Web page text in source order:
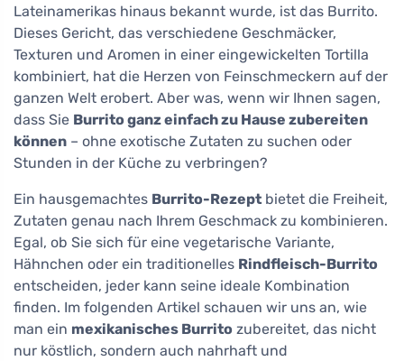
Lateinamerikas hinaus bekannt wurde, ist das Burrito.
Dieses Gericht, das verschiedene Geschmäcker,
Texturen und Aromen in einer eingewickelten Tortilla
kombiniert, hat die Herzen von Feinschmeckern auf der
ganzen Welt erobert. Aber was, wenn wir Ihnen sagen,
dass Sie Burrito ganz einfach zu Hause zubereiten
können – ohne exotische Zutaten zu suchen oder
Stunden in der Küche zu verbringen?
Ein hausgemachtes Burrito-Rezept bietet die Freiheit,
Zutaten genau nach Ihrem Geschmack zu kombinieren.
Egal, ob Sie sich für eine vegetarische Variante,
Hähnchen oder ein traditionelles Rindfleisch-Burrito
entscheiden, jeder kann seine ideale Kombination
finden. Im folgenden Artikel schauen wir uns an, wie
man ein mexikanisches Burrito zubereitet, das nicht
nur köstlich, sondern auch nahrhaft und